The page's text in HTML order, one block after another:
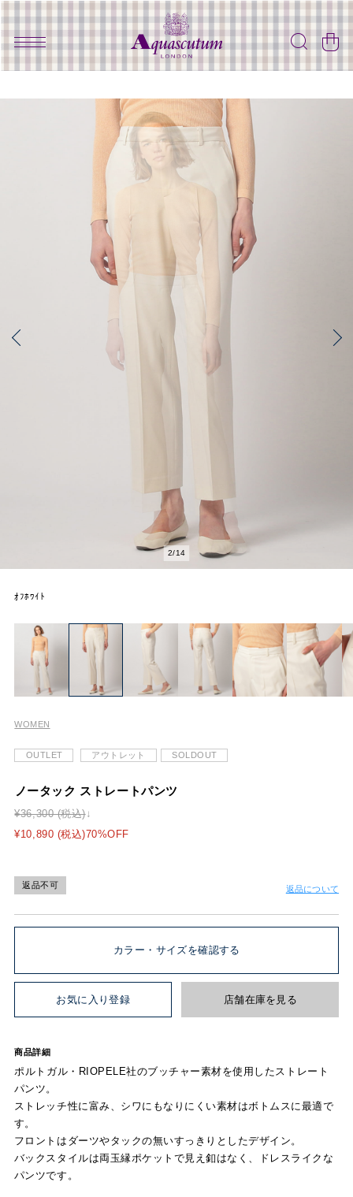
2/14
ｵﾌﾎﾜｲﾄ
WOMEN
OUTLET アウトレット SOLDOUT
ノータック ストレートパンツ
¥36,300 (税込)
¥10,890 (税込)70%OFF
返品不可 返品について
カラー・サイズを確認する
お気に入り登録 店舗在庫を見る
商品詳細
ポルトガル・RIOPELE社のブッチャー素材を使用したストレート
パンツ。
ストレッチ性に富み、シワにもなりにくい素材はボトムスに最適で
す。
フロントはダーツやタックの無いすっきりとしたデザイン。
バックスタイルは両玉縁ポケットで見え釦はなく、ドレスライクな
パンツです。